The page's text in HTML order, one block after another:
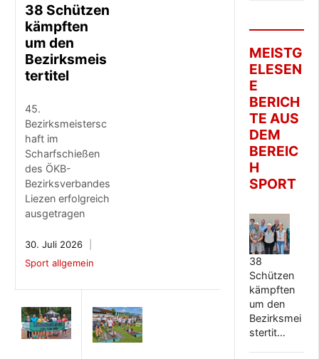
38 Schützen
kämpften
um den
Bezirksmeis
tertitel
45.
Bezirksmeistersc
haft im
Scharfschießen
des ÖKB-
Bezirksverbandes
Liezen erfolgreich
ausgetragen
30. Juli 2026
Sport allgemein
MEISTG
ELESEN
E
BERICH
TE AUS
DEM
BEREIC
H
SPORT
38
Schützen
kämpften
um den
Bezirksmei
stertit…